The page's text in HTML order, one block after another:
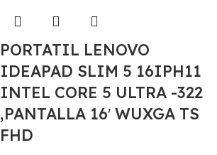
PORTATIL LENOVO
IDEAPAD SLIM 5 16IPH11
INTEL CORE 5 ULTRA -322
,PANTALLA 16′ WUXGA TS
FHD